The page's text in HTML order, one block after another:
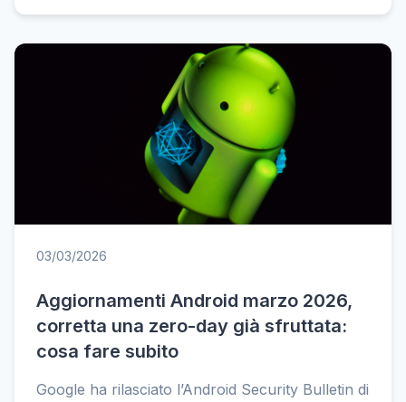
03/03/2026
Aggiornamenti Android marzo 2026,
corretta una zero-day già sfruttata:
cosa fare subito
Google ha rilasciato l’Android Security Bulletin di